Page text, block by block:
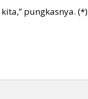
pungkasnya. (*)